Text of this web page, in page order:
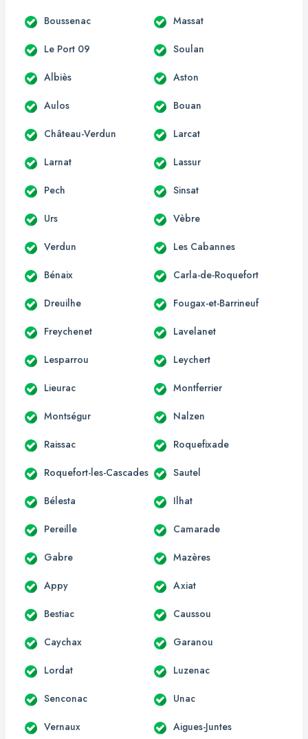
Boussenac Massat
Le Port 09 Soulan
Albiès Aston
Aulos Bouan
Château-Verdun Larcat
Larnat Lassur
Pech Sinsat
Urs Vèbre
Verdun Les Cabannes
Bénaix Carla-de-Roquefort
Dreuilhe Fougax-et-Barrineuf
Freychenet Lavelanet
Lesparrou Leychert
Lieurac Montferrier
Montségur Nalzen
Raissac Roquefixade
Roquefort-les-Cascades Sautel
Bélesta Ilhat
Pereille Camarade
Gabre Mazères
Appy Axiat
Bestiac Caussou
Caychax Garanou
Lordat Luzenac
Senconac Unac
Vernaux Aigues-Juntes